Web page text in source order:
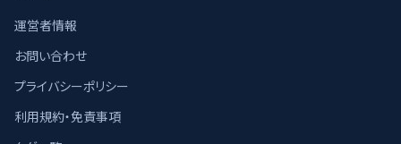
運営者情報
お問い合わせ
プライバシーポリシー
利用規約・免責事項